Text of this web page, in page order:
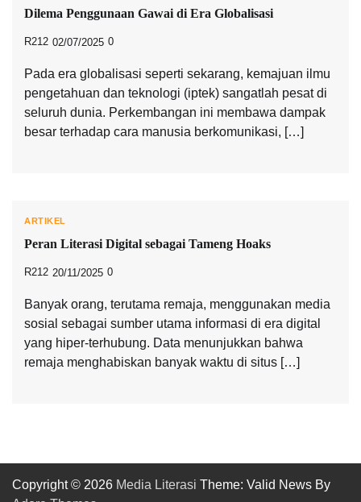
Dilema Penggunaan Gawai di Era Globalisasi
R212 02/07/2025 0
Pada era globalisasi seperti sekarang, kemajuan ilmu
pengetahuan dan teknologi (iptek) sangatlah pesat di
seluruh dunia. Perkembangan ini membawa dampak
besar terhadap cara manusia berkomunikasi, […]
ARTIKEL
Peran Literasi Digital sebagai Tameng Hoaks
R212 20/11/2025 0
Banyak orang, terutama remaja, menggunakan media
sosial sebagai sumber utama informasi di era digital
yang hiper-terhubung. Data menunjukkan bahwa
remaja menghabiskan banyak waktu di situs […]
Copyright © 2026 Media Literasi Theme: Valid News By